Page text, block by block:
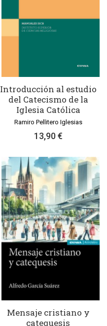
Introducción al estudio
del Catecismo de la
Iglesia Católica
Ramiro Pellitero Iglesias
13,90 €
Mensaje cristiano y
catequesis